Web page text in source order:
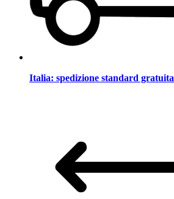
Italia: spedizione standard gratuita